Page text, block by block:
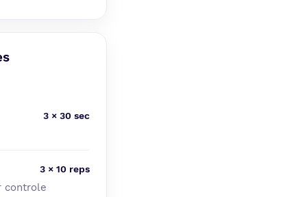
3 × 30 sec
3 × 10 reps
controle